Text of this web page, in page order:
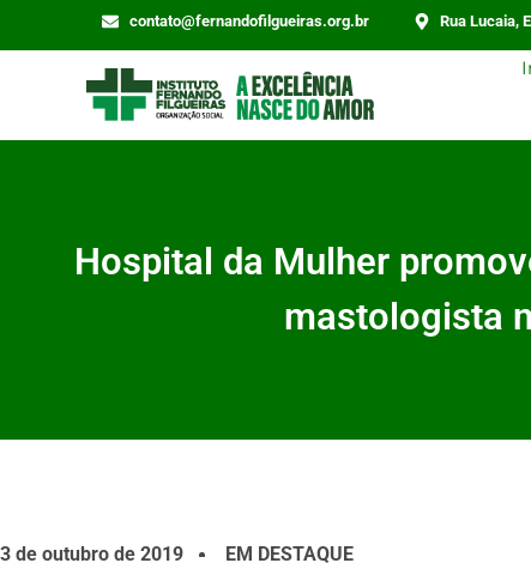
contato@fernandofilgueiras.org.br Rua Lucaia,
Hospital da Mulher
mastologista
3 de outubro de 2019
EM DESTAQUE